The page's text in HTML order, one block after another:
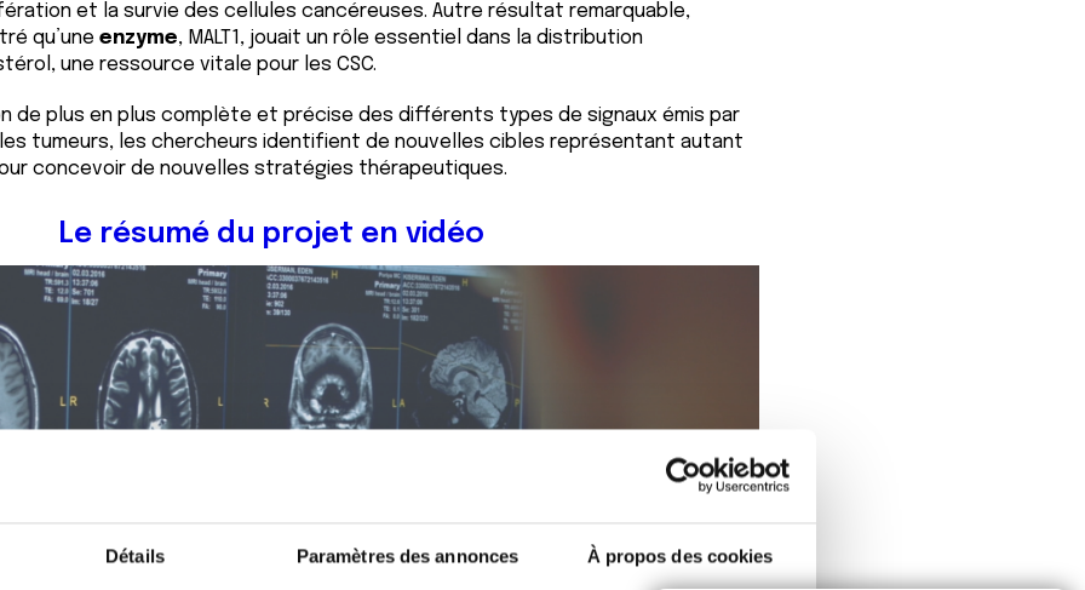
Détails Paramètres des annonces À propos des cookies
et la survie des cellules cancéreuses. Autre résultat remarquable,
qu’une enzyme, MALT1, jouait un rôle essentiel dans la distribution
une ressource vitale pour les CSC.
de plus en plus complète et précise des différents types de signaux émis par
les tumeurs, les chercheurs identifient de nouvelles cibles représentant autant
concevoir de nouvelles stratégies thérapeutiques.
Le résumé du projet en vidéo